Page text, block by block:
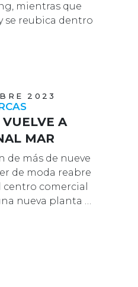
mientras que
se reubica dentro
2023
A
MAR
de más de nueve
de moda reabre
centro comercial
nueva planta …